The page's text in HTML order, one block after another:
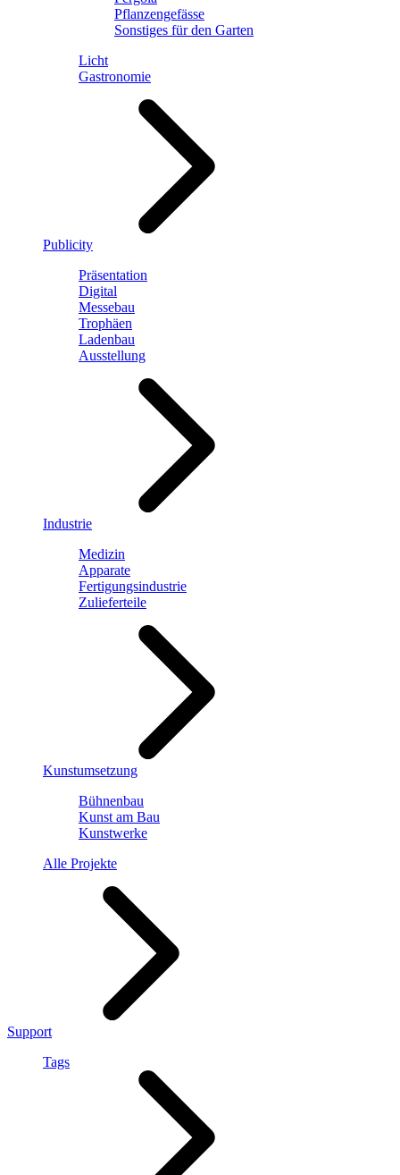
Pflanzengefässe
Sonstiges für den Garten
Licht
Gastronomie
Publicity
Präsentation
Digital
Messebau
Trophäen
Ladenbau
Ausstellung
Industrie
Medizin
Apparate
Fertigungsindustrie
Zulieferteile
Kunstumsetzung
Bühnenbau
Kunst am Bau
Kunstwerke
Alle Projekte
Support
Tags